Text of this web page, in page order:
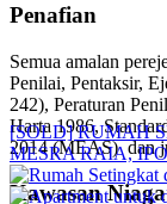
Penafian
Semua amalan
Penilai, Pentaksir,
242), Peraturan
Harta 1986,
2014 (MEAS) dan
Kawasan Niaga
[SOLD] RUMAH
MESRA RAIA,